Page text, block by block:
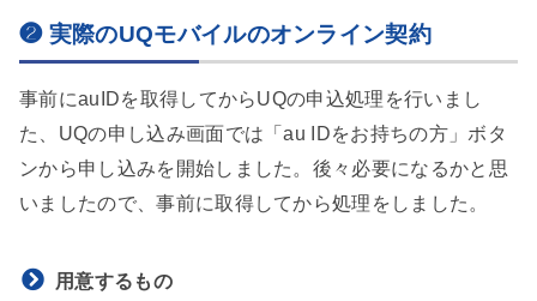
❷ 実際のUQモバイルのオンライン契約
事前にauIDを取得してからUQの申込処理を行いまし
た、UQの申し込み画面では 「au IDをお持ちの方」ボタ
ンから申し込みを開始しました。後々必要になるかと思
いましたので、事前に取得してから処理をしました。
用意するもの